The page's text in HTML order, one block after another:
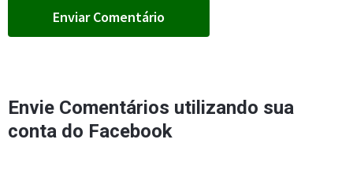
Envie Comentários utilizando sua
conta do Facebook